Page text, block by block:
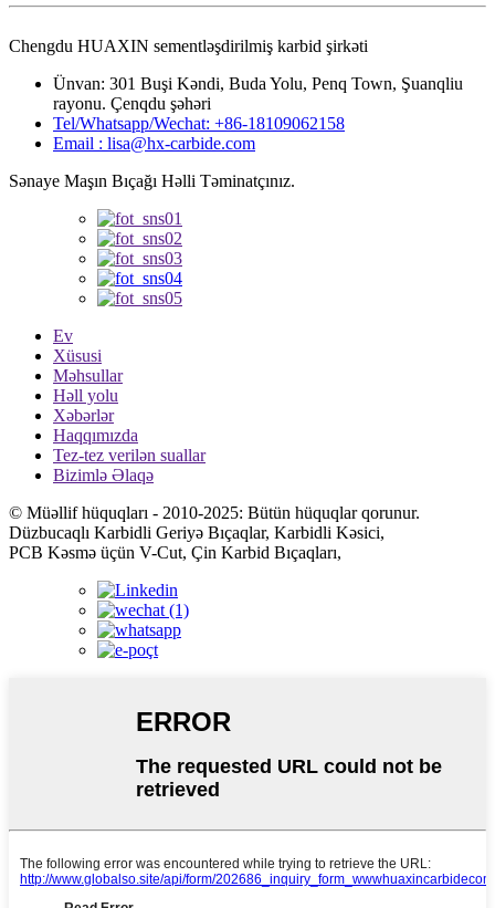
Chengdu HUAXIN sementləşdirilmiş karbid şirkəti
Ünvan: 301 Buşi Kəndi, Buda Yolu, Penq Town, Şuanqliu
rayonu. Çenqdu şəhəri
Tel/Whatsapp/Wechat: +86-18109062158
Email : lisa@hx-carbide.com
Sənaye Maşın Bıçağı Həlli Təminatçınız.
Ev
Xüsusi
Məhsullar
Həll yolu
Xəbərlər
Haqqımızda
Tez-tez verilən suallar
Bizimlə Əlaqə
© Müəllif hüquqları - 2010-2025: Bütün hüquqlar qorunur.
Düzbucaqlı Karbidli Geriyə Bıçaqlar, Karbidli Kəsici,
PCB Kəsmə üçün V-Cut, Çin Karbid Bıçaqları,